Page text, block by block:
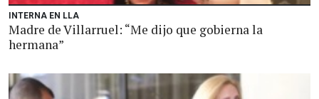
INTERNA EN LLA
Madre de Villarruel: “Me dijo que gobierna la
hermana”